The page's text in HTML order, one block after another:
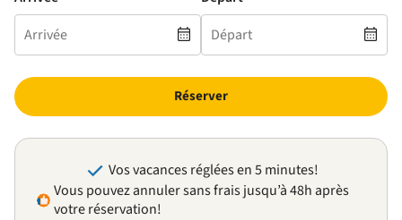
Réserver
Vos vacances réglées en 5 minutes!
Vous pouvez annuler sans frais jusqu’à 48h après
votre réservation!